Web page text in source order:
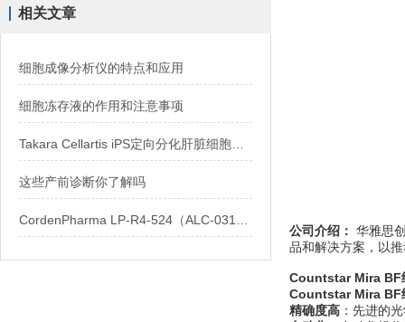
相关文章
细胞成像分析仪的特点和应用
细胞冻存液的作用和注意事项
这些产前诊断你了解吗
公司介绍： 华雅思
品和解决方案，以
Countstar Mira BF
Countstar Mira BF
精确度高 ：先进的